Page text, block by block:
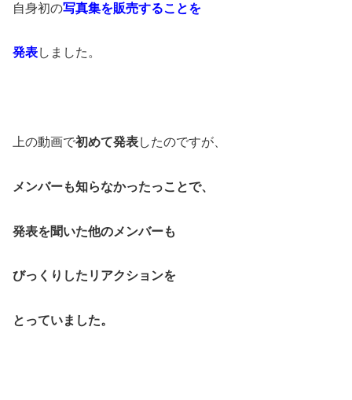
自身初の写真集を販売することを
発表しました。
上の動画で初めて発表したのですが、
メンバーも知らなかったっことで、
発表を聞いた他のメンバーも
びっくりしたリアクションを
とっていました。